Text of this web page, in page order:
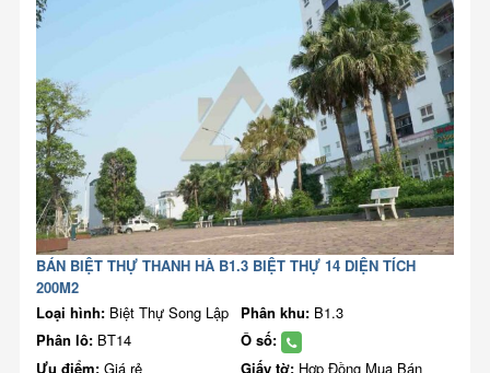
BÁN BIỆT THỰ THANH HÀ B1.3 BIỆT THỰ 14 DIỆN TÍCH
200M2
Loại hình: Biệt Thự Song Lập Phân khu: B1.3
Phân lô: BT14
Ô số:
Ưu điểm: Giá rẻ Giấy tờ: Hợp Đồng Mua Bán